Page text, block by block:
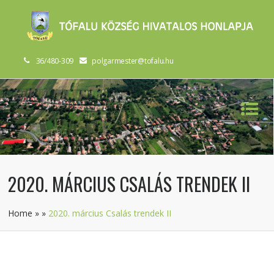
36/480-309 polgarmester@tofalu.hu
2020. MÁRCIUS CSALÁS TRENDEK II
Home » » 2020. március Csalás trendek II